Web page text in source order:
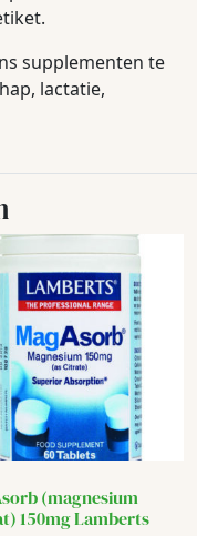
supplementen te
lactatie,
(magnesium
150mg Lamberts